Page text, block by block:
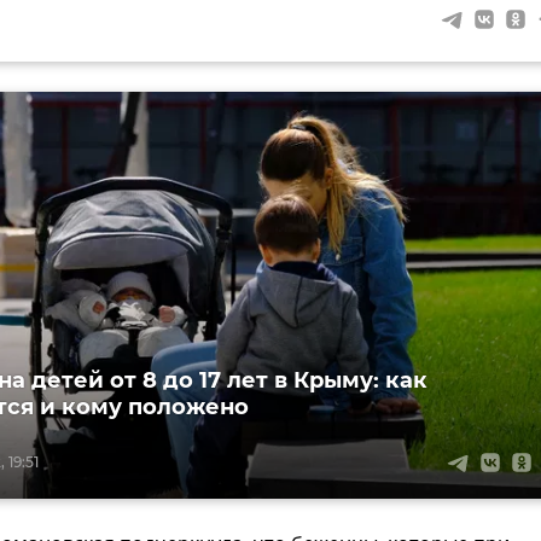
детей от 8 до 17 лет в Крыму: как
и кому положено